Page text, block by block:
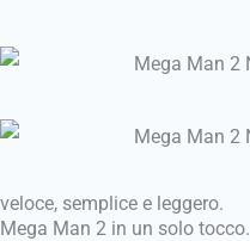
veloce, semplice e leggero.
Mega Man 2 in un solo tocco.